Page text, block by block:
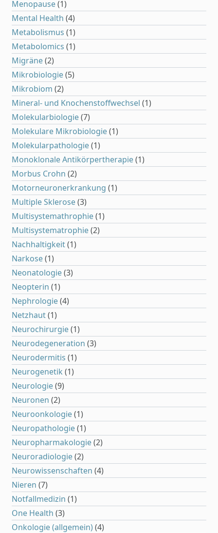
Menopause(1)
Mental Health (4)
Metabolismus (1)
Metabolomics (1)
Migräne(2)
Mikrobiologie(5)
Mikrobiom (2)
Mineral- und Knochenstoffwechsel (1)
Molekularbiologie(7)
Molekulare Mikrobiologie(1)
Molekularpathologie(1)
Monoklonale Antikörpertherapie(1)
Morbus Crohn (2)
Motorneuronerkrankung (1)
Multiple Sklerose(3)
Multisystemathrophie(1)
Multisystematrophie(2)
Nachhaltigkeit(1)
Narkose(1)
Neonatologie(3)
Neopterin (1)
Nephrologie(4)
Netzhaut(1)
Neurochirurgie(1)
Neurodegeneration (3)
Neurodermitis (1)
Neurogenetik (1)
Neurologie(9)
Neuronen (2)
Neuroonkologie(1)
Neuropathologie(1)
Neuropharmakologie(2)
Neuroradiologie(2)
Neurowissenschaften (4)
Nieren (7)
Notfallmedizin (1)
One Health (3)
Onkologie (allgemein)(4)